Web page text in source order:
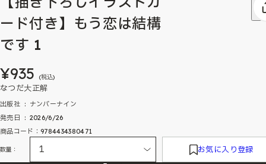
ード付き】もう恋は結構
です 1
¥935 (税込)
なつだ大正解
出版社 ‏ : ‎ ナンバーナイン
発売日 ‏ : ‎ 2026/6/26
商品コード：9784434380471
数量： お気に入り登録